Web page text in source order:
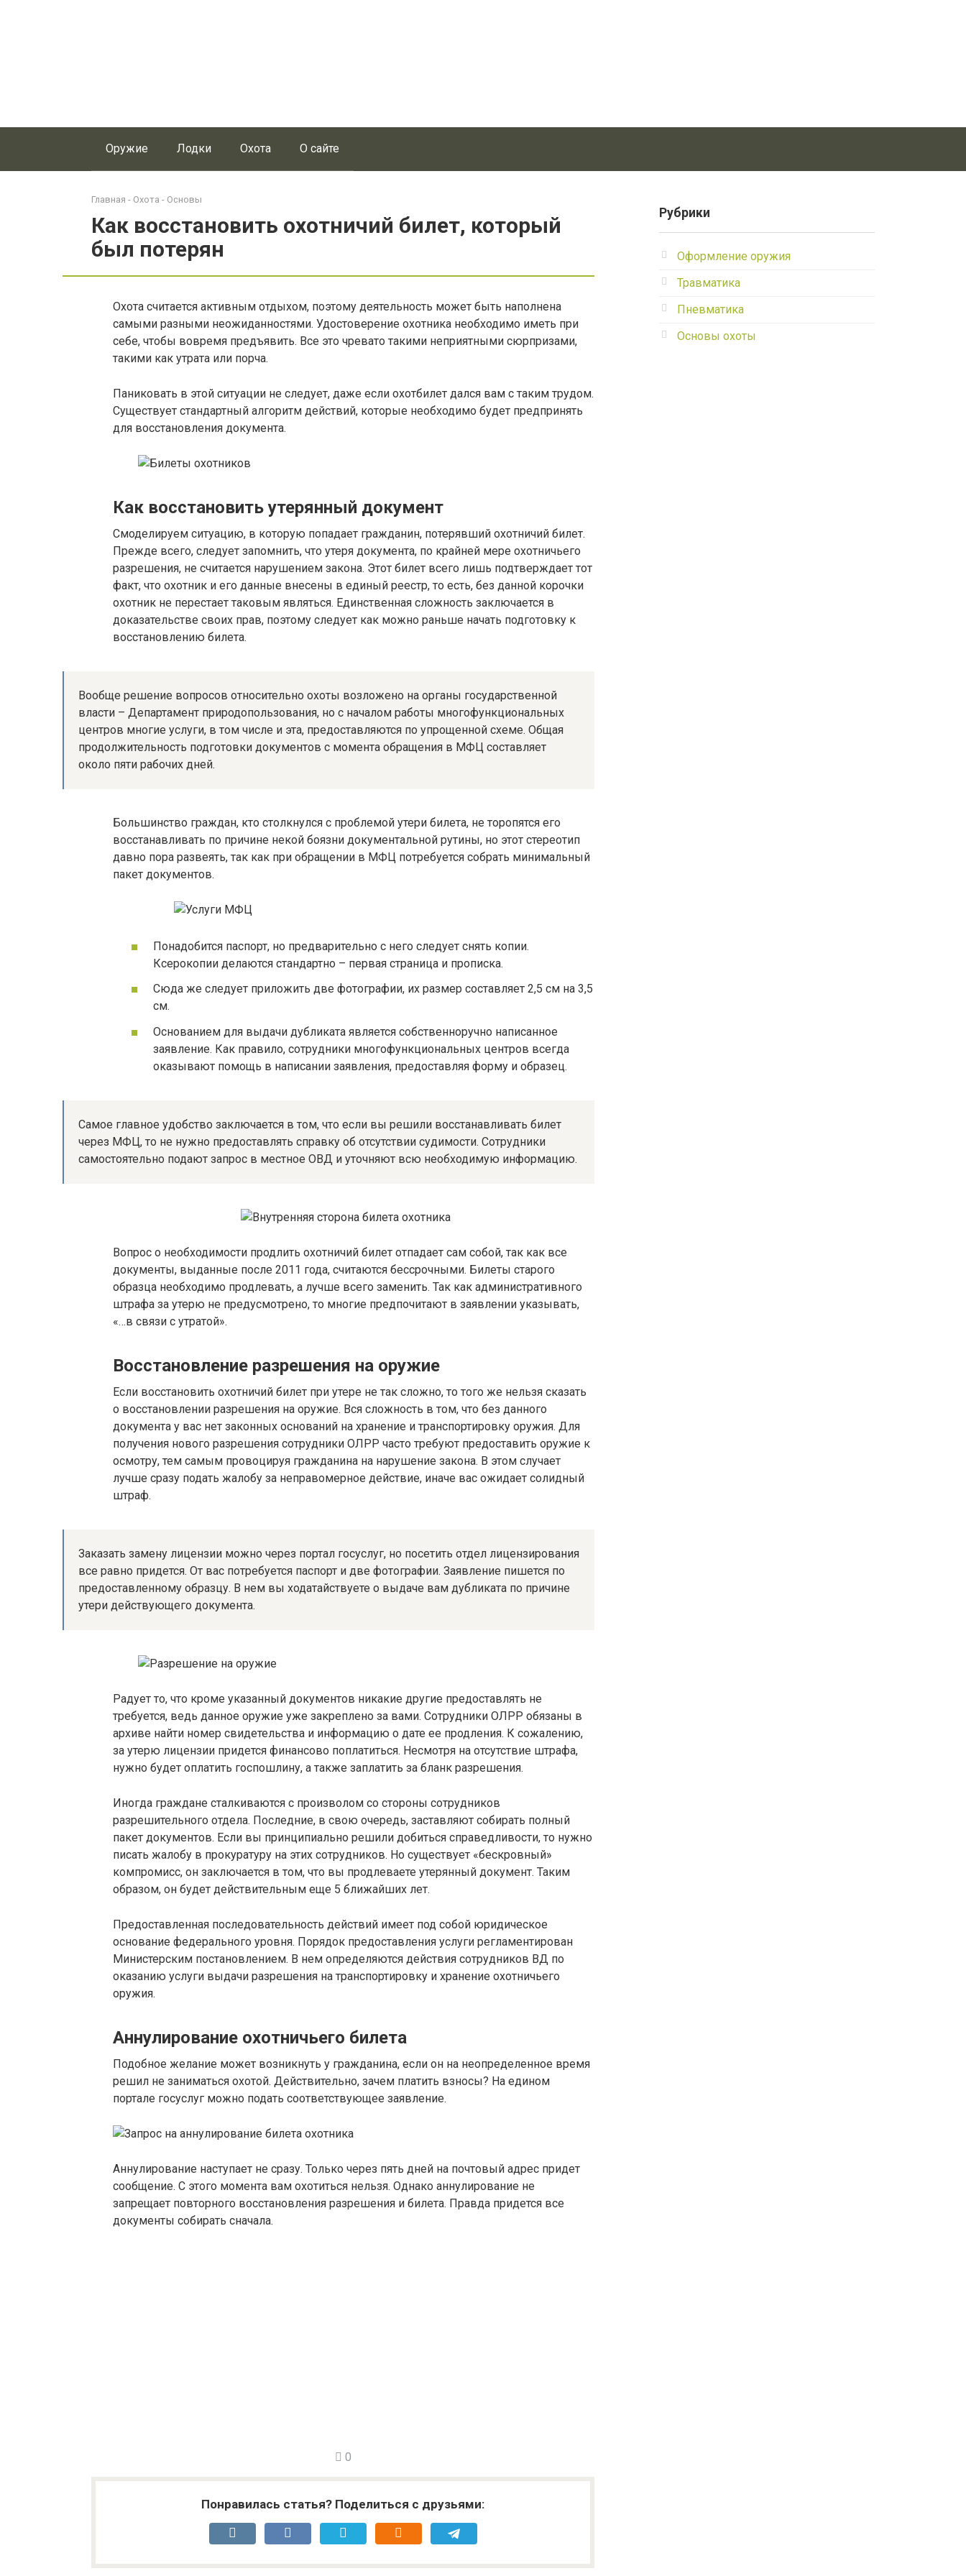
Оружие Лодки Охота О сайте
Главная - Охота - Основы
Как восстановить охотничий билет, который
был потерян
Охота считается активным отдыхом, поэтому деятельность может быть наполнена
самыми разными неожиданностями. Удостоверение охотника необходимо иметь при
себе, чтобы вовремя предъявить. Все это чревато такими неприятными сюрпризами,
такими как утрата или порча.
Паниковать в этой ситуации не следует, даже если охотбилет дался вам с таким трудом.
Существует стандартный алгоритм действий, которые необходимо будет предпринять
для восстановления документа.
Как восстановить утерянный документ
Смоделируем ситуацию, в которую попадает гражданин, потерявший охотничий билет.
Прежде всего, следует запомнить, что утеря документа, по крайней мере охотничьего
разрешения, не считается нарушением закона. Этот билет всего лишь подтверждает тот
факт, что охотник и его данные внесены в единый реестр, то есть, без данной корочки
охотник не перестает таковым являться. Единственная сложность заключается в
доказательстве своих прав, поэтому следует как можно раньше начать подготовку к
восстановлению билета.
Вообще решение вопросов относительно охоты возложено на органы государственной
власти – Департамент природопользования, но с началом работы многофункциональных
центров многие услуги, в том числе и эта, предоставляются по упрощенной схеме. Общая
продолжительность подготовки документов с момента обращения в МФЦ составляет
около пяти рабочих дней.
Большинство граждан, кто столкнулся с проблемой утери билета, не торопятся его
восстанавливать по причине некой боязни документальной рутины, но этот стереотип
давно пора развеять, так как при обращении в МФЦ потребуется собрать минимальный
пакет документов.
Понадобится паспорт, но предварительно с него следует снять копии.
Ксерокопии делаются стандартно – первая страница и прописка.
Сюда же следует приложить две фотографии, их размер составляет 2,5 см на 3,5
см.
Основанием для выдачи дубликата является собственноручно написанное
заявление. Как правило, сотрудники многофункциональных центров всегда
оказывают помощь в написании заявления, предоставляя форму и образец.
Самое главное удобство заключается в том, что если вы решили восстанавливать билет
через МФЦ, то не нужно предоставлять справку об отсутствии судимости. Сотрудники
самостоятельно подают запрос в местное ОВД и уточняют всю необходимую информацию.
Вопрос о необходимости продлить охотничий билет отпадает сам собой, так как все
документы, выданные после 2011 года, считаются бессрочными. Билеты старого
образца необходимо продлевать, а лучше всего заменить. Так как административного
штрафа за утерю не предусмотрено, то многие предпочитают в заявлении указывать,
«…в связи с утратой».
Восстановление разрешения на оружие
Если восстановить охотничий билет при утере не так сложно, то того же нельзя сказать
о восстановлении разрешения на оружие. Вся сложность в том, что без данного
документа у вас нет законных оснований на хранение и транспортировку оружия. Для
получения нового разрешения сотрудники ОЛРР часто требуют предоставить оружие к
осмотру, тем самым провоцируя гражданина на нарушение закона. В этом случает
лучше сразу подать жалобу за неправомерное действие, иначе вас ожидает солидный
штраф.
Заказать замену лицензии можно через портал госуслуг, но посетить отдел лицензирования
все равно придется. От вас потребуется паспорт и две фотографии. Заявление пишется по
предоставленному образцу. В нем вы ходатайствуете о выдаче вам дубликата по причине
утери действующего документа.
Радует то, что кроме указанный документов никакие другие предоставлять не
требуется, ведь данное оружие уже закреплено за вами. Сотрудники ОЛРР обязаны в
архиве найти номер свидетельства и информацию о дате ее продления. К сожалению,
за утерю лицензии придется финансово поплатиться. Несмотря на отсутствие штрафа,
нужно будет оплатить госпошлину, а также заплатить за бланк разрешения.
Иногда граждане сталкиваются с произволом со стороны сотрудников
разрешительного отдела. Последние, в свою очередь, заставляют собирать полный
пакет документов. Если вы принципиально решили добиться справедливости, то нужно
писать жалобу в прокуратуру на этих сотрудников. Но существует «бескровный»
компромисс, он заключается в том, что вы продлеваете утерянный документ. Таким
образом, он будет действительным еще 5 ближайших лет.
Предоставленная последовательность действий имеет под собой юридическое
основание федерального уровня. Порядок предоставления услуги регламентирован
Министерским постановлением. В нем определяются действия сотрудников ВД по
оказанию услуги выдачи разрешения на транспортировку и хранение охотничьего
оружия.
Аннулирование охотничьего билета
Подобное желание может возникнуть у гражданина, если он на неопределенное время
решил не заниматься охотой. Действительно, зачем платить взносы? На едином
портале госуслуг можно подать соответствующее заявление.
Аннулирование наступает не сразу. Только через пять дней на почтовый адрес придет
сообщение. С этого момента вам охотиться нельзя. Однако аннулирование не
запрещает повторного восстановления разрешения и билета. Правда придется все
документы собирать сначала.
0
Понравилась статья? Поделиться с друзьями:
Рубрики
Оформление оружия
Травматика
Пневматика
Основы охоты